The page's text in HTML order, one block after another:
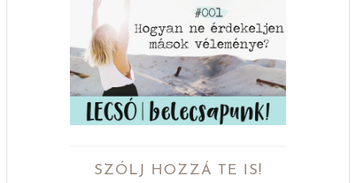
SZÓLJ HOZZÁ TE IS!